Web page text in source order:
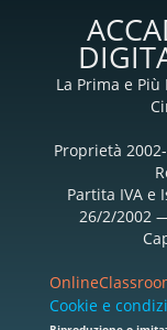
La Prima e
Proprietà
Partita IVA e
26/2/2002
Cookie e